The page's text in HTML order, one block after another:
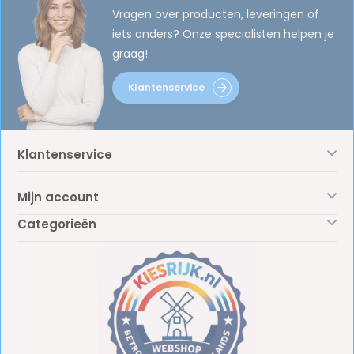
Vragen over producten, leveringen of
iets anders? Onze specialisten helpen je
graag!
Klantenservice
Klantenservice
Mijn account
Categorieën